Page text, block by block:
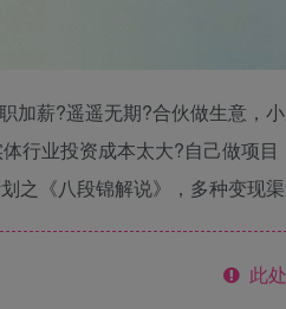
加薪?遥遥无期?合伙做生意，
行业投资成本太大?自己做项
之《八段锦解说》，多种变现
此